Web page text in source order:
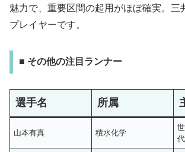
魅力で、重要区間の起用がほぼ確実。三
プレイヤーです。
■ その他の注目ランナー
選手名 所属
山本有真 積水化学